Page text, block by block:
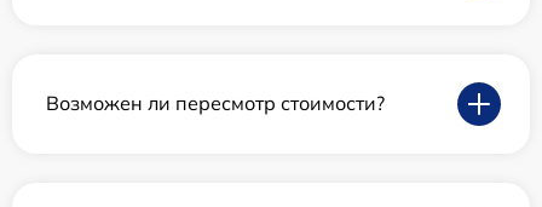
Возможен ли пересмотр стоимости?